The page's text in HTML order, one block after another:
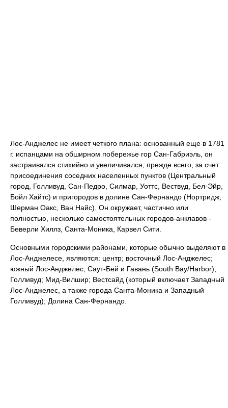
Лос-Анджелес не имеет четкого плана: основанный еще в 1781
г. испанцами на обширном побережье гор Сан-Габриэль, он
застраивался стихийно и увеличивался, прежде всего, за счет
присоединения соседних населенных пунктов (Центральный
город, Голливуд, Сан-Педро, Силмар, Уоттс, Вествуд, Бел-Эйр,
Бойл Хайтс) и пригородов в долине Сан-Фернандо (Нортридж,
Шерман Оакс, Ван Найс). Он окружает, частично или
полностью, несколько самостоятельных городов-анклавов -
Беверли Хиллз, Санта‑Моника, Карвел Сити.
Основными городскими районами, которые обычно выделяют в
Лос-Анджелесе, являются: центр; восточный Лос-Анджелес;
южный Лос-Анджелес; Саут-Бей и Гавань (South Bay/Harbor);
Голливуд; Мид-Вилшир; Вестсайд (который включает Западный
Лос-Анджелес, а также города Санта-Моника и Западный
Голливуд); Долина Сан-Фернандo.